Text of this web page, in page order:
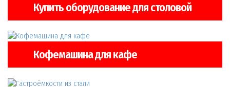
Купить оборудование для столовой
Кофемашина для кафе